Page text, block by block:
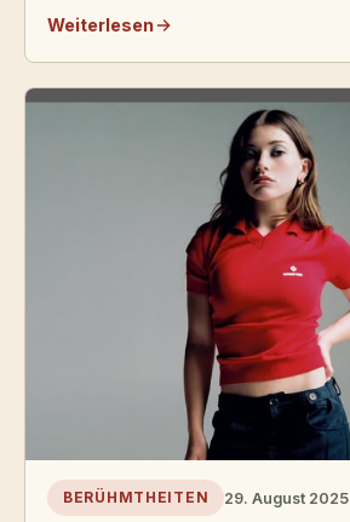
Weiterlesen
BERÜHMTHEITEN 29. August 2025